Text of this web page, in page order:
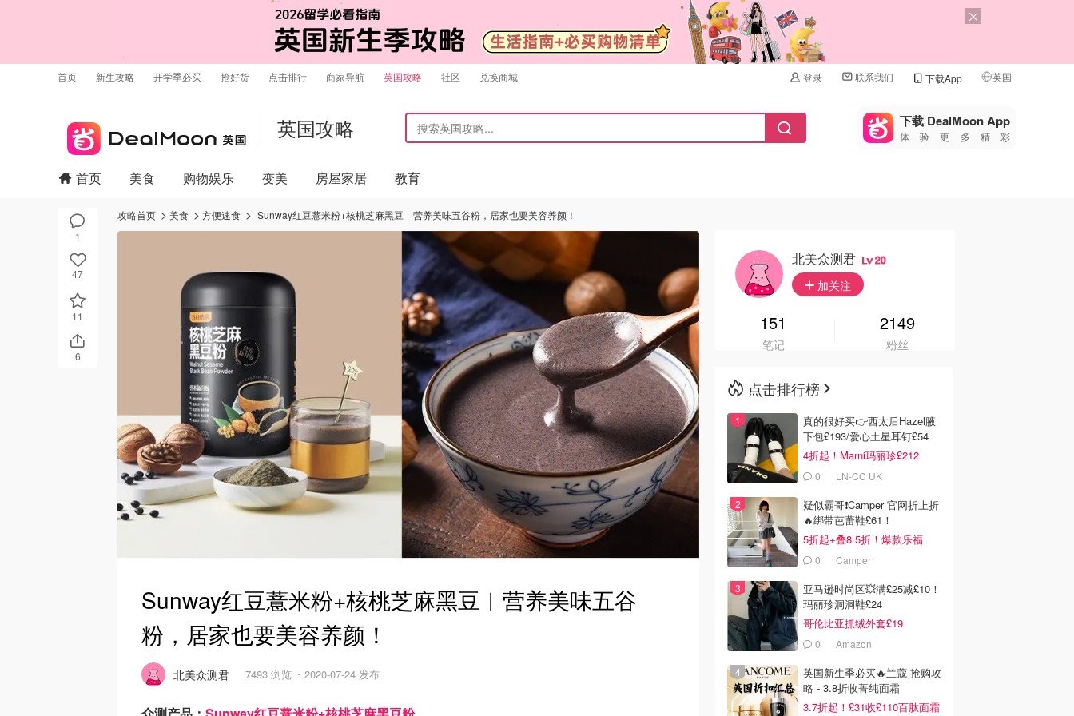
首页 新生攻略 开学季必买 抢好货 点击排行 商家导航 英国攻略 社区 兑换商城 登录 联系我们 下载App 英国
🇺🇸
🇨🇳 中国
🇮🇹
🇦🇺
英国攻略 下载 DealMoon App
体验更多精彩
1
47
11
6
首页 美食 购物娱乐 变美 房屋家居 教育
攻略首页 美食 方便速食 Sunway红豆薏米粉+核桃芝麻黑豆︱营养美味五谷粉，居家也要美容养颜！
Sunway红豆薏米粉+核桃芝麻黑豆︱营养美味五谷
粉，居家也要美容养颜！
北美众测君 7493 浏览 2020-07-24 发布
北美众测君 20
加关注
151
笔记
2149
粉丝
点击排行榜
真的很好买👉西太后Hazel腋
下包£193/爱心土星耳钉£54
4折起！Marni玛丽珍£212
0 LN-CC UK
疑似霸哥❗️Camper 官网折上折
🔥绑带芭蕾鞋£61！
5折起+叠8.5折！爆款乐福
£68！
0 Camper
亚马逊时尚区💥满£25减£10！
玛丽珍洞洞鞋£24
哥伦比亚抓绒外套£19
0 Amazon
英国新生季必买🔥兰蔻 抢购攻
略 - 3.8折收菁纯面霜
3.7折起！£31收£110百肽面霜